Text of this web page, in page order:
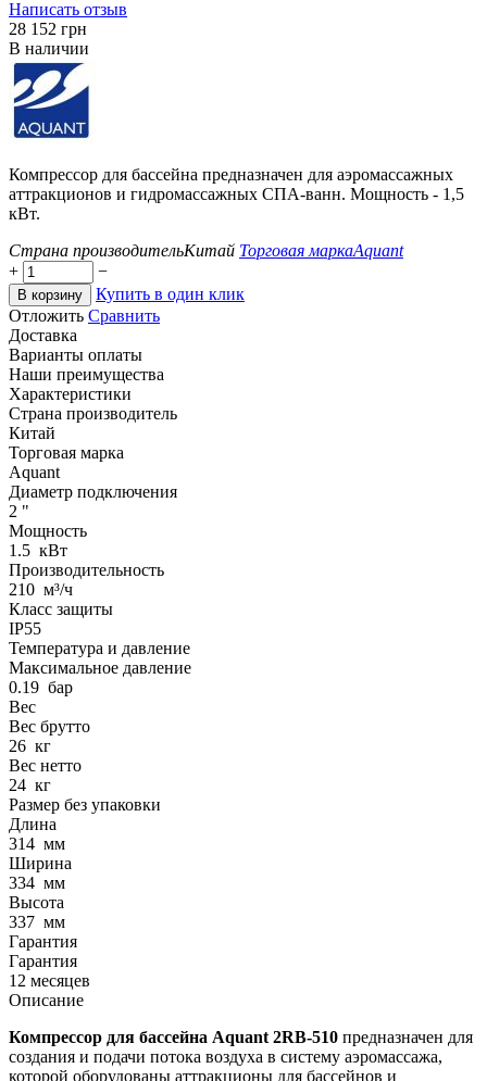
Написать отзыв
‍28 152‍ грн
В наличии
Компрессор для бассейна предназначен для аэромассажных
аттракционов и гидромассажных СПА-ванн. Мощность - 1,5
кВт.
Страна производительКитай Торговая маркаAquant
+
−
В корзину
Купить в один клик
Отложить Сравнить
Доставка
Варианты оплаты
Наши преимущества
Характеристики
Страна производитель
Китай
Торговая марка
Aquant
Диаметр подключения
2 "
Мощность
1.5 кВт
Производительность
210 м³/ч
Класс защиты
IP55
Температура и давление
Максимальное давление
0.19 бар
Вес
Вес брутто
26 кг
Вес нетто
24 кг
Размер без упаковки
Длина
314 мм
Ширина
334 мм
Высота
337 мм
Гарантия
Гарантия
12 месяцев
Описание
Компрессор для бассейна Aquant 2RB-510 предназначен для
создания и подачи потока воздуха в систему аэромассажа,
которой оборудованы аттракционы для бассейнов и